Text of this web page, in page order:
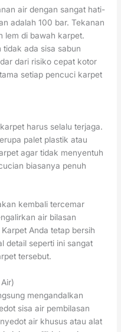
air dengan sangat hati-
adalah 100 bar. Tekanan
lem di bawah karpet.
ada sisa sabun
dari risiko cepat kotor
setiap pencuci karpet
harus selalu terjaga.
palet plastik atau
agar tidak menyentuh
biasanya penuh
kembali tercemar
air bilasan
Anda tetap bersih
detail seperti ini sangat
tersebut.
mengandalkan
sisa air pembilasan
air khusus atau alat